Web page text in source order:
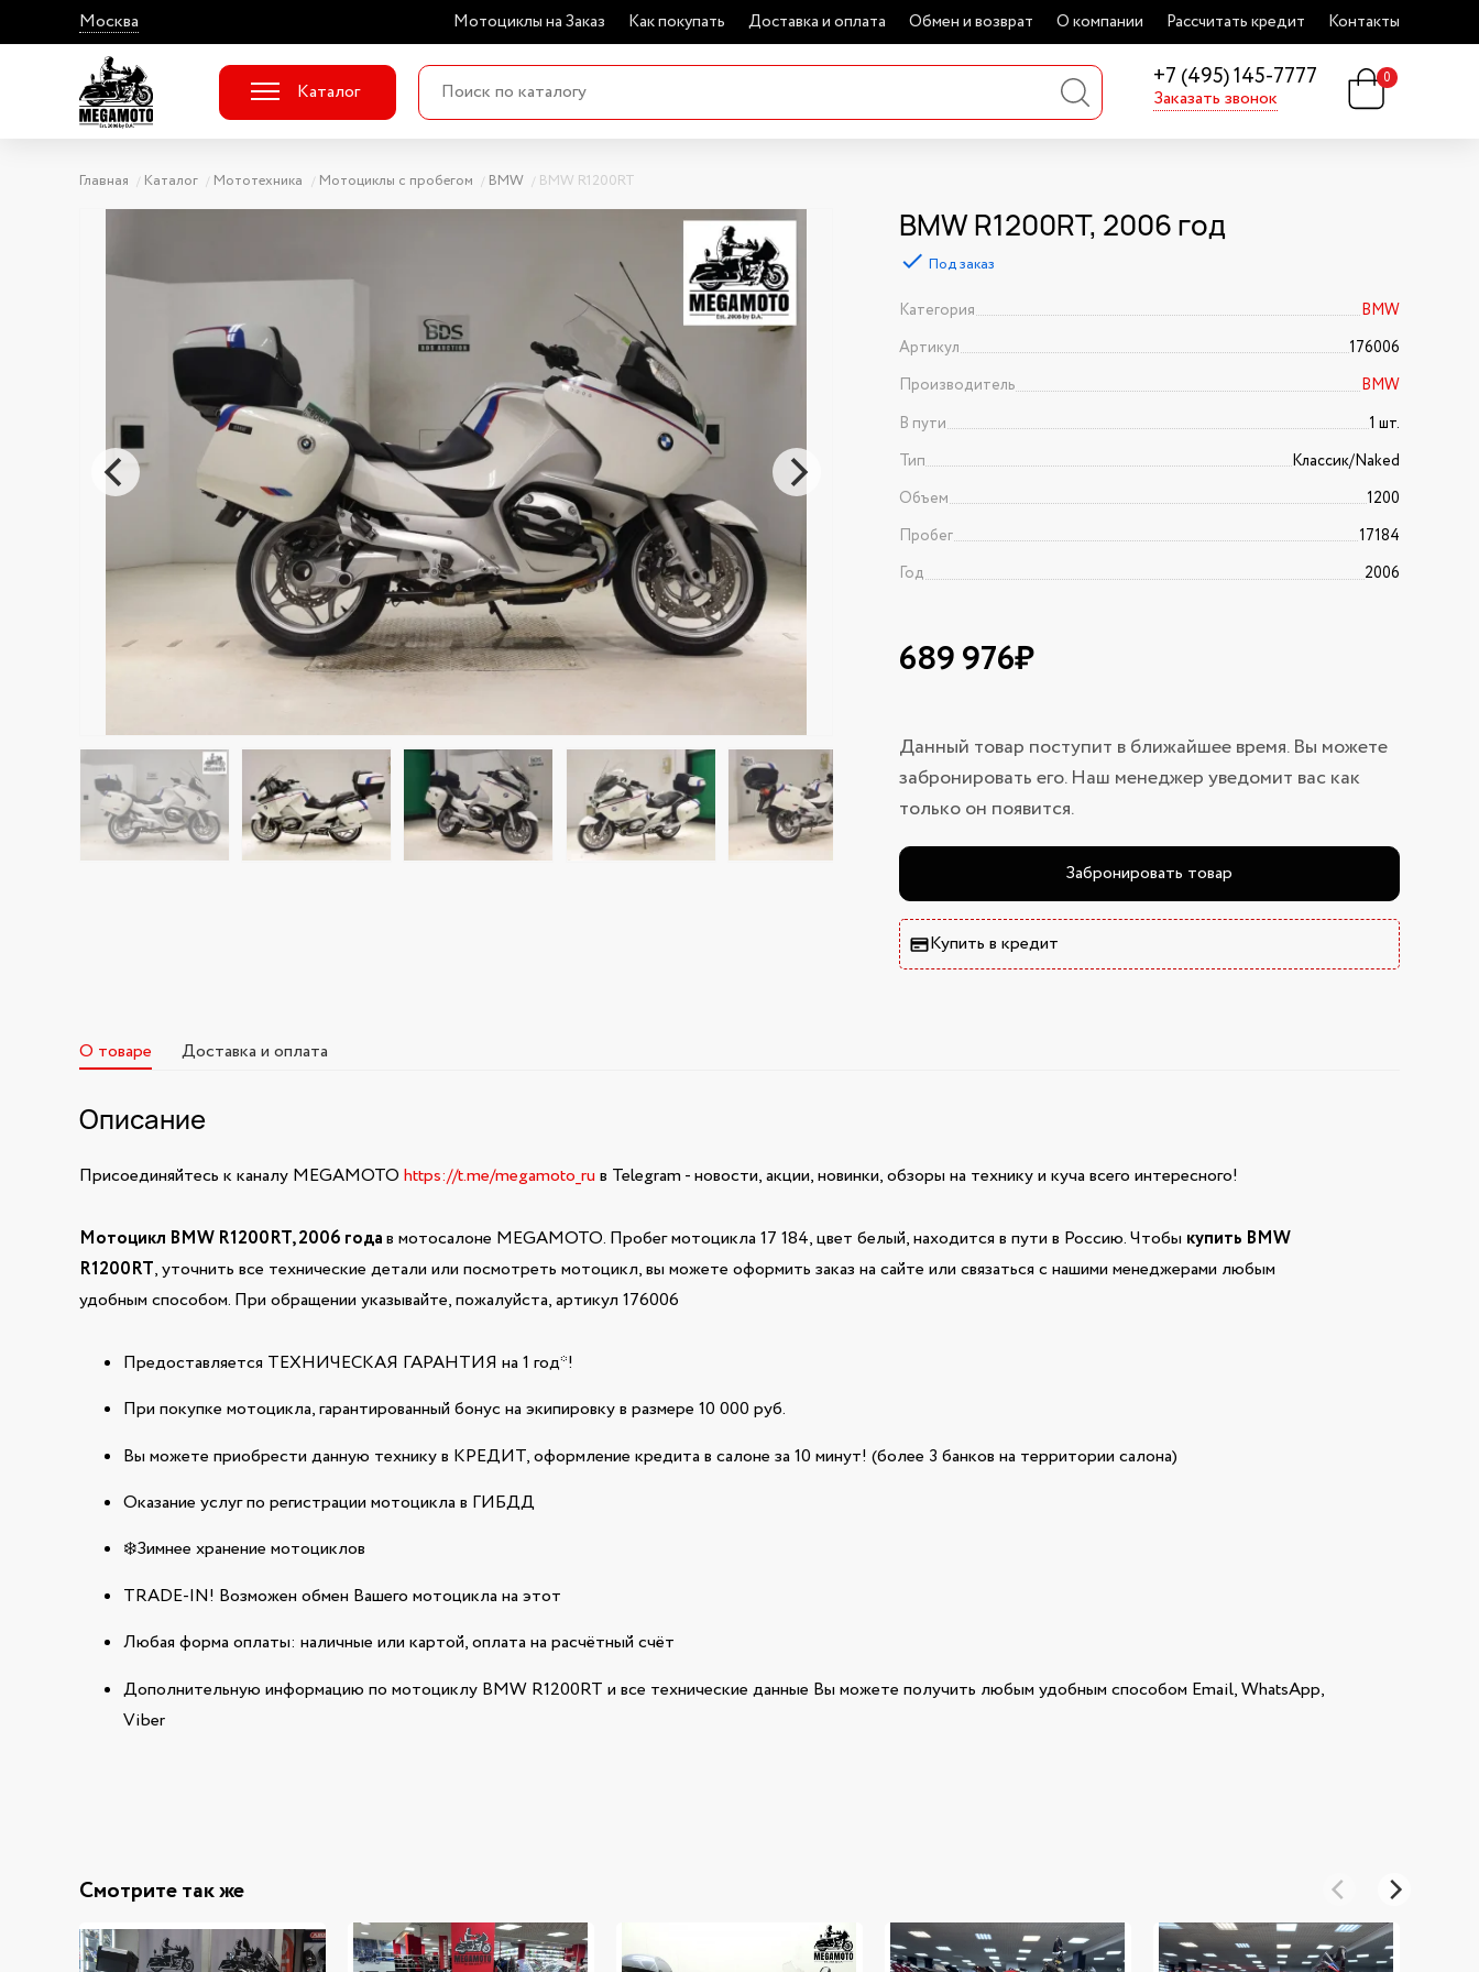
Москва Мотоциклы на Заказ Как покупать Доставка и оплата Обмен и возврат О компании Рассчитать кредит Контакты
+7 (495) 145-7777
Заказать звонок
Каталог
0
Главная Каталог Мототехника Мотоциклы с пробегом BMW BMW R1200RT
BMW R1200RT, 2006 год
Под заказ
Категория
BMW
Артикул
176006
Производитель
BMW
В пути
1 шт.
Тип
Классик/Naked
Объем
1200
Пробег
17184
Год
2006
689 976₽
Данный товар поступит в ближайшее время. Вы можете
забронировать его. Наш менеджер уведомит вас как
только он появится.
Забронировать товар
Купить в кредит
О товаре Доставка и оплата
Описание
Присоединяйтесь к каналу MEGAMOTO https://t.me/megamoto_ru в Telegram - новости, акции, новинки, обзоры на технику и куча всего интересного!
Мотоцикл BMW R1200RT, 2006 годав мотосалоне MEGAMOTO. Пробег мотоцикла 17 184, цвет белый, находится в пути в Россию. Чтобы купить BMW
R1200RT, уточнить все технические детали или посмотреть мотоцикл, вы можете оформить заказ на сайте или связаться с нашими менеджерами любым
удобным способом. При обращении указывайте, пожалуйста, артикул 176006
Предоставляется ТЕХНИЧЕСКАЯ ГАРАНТИЯ на 1 год*!
При покупке мотоцикла, гарантированный бонус на экипировку в размере 10 000 руб.
Вы можете приобрести данную технику в КРЕДИТ, оформление кредита в салоне за 10 минут! (более 3 банков на территории салона)
Оказание услуг по регистрации мотоцикла в ГИБДД
❄️Зимнее хранение мотоциклов
TRADE-IN! Возможен обмен Вашего мотоцикла на этот
Любая форма оплаты: наличные или картой, оплата на расчётный счёт
Дополнительную информацию по мотоциклу BMW R1200RT и все технические данные Вы можете получить любым удобным способом Email, WhatsApp,
Viber
Смотрите так же